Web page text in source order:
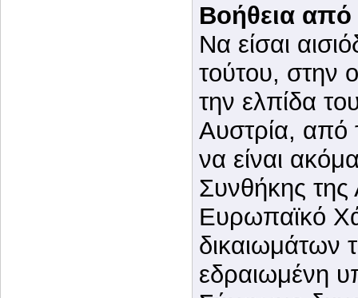
Βοήθεια
Να είσαι
τούτου, στην
την ελπίδα
Αυστρία, από
να είναι
Συνθήκης
Ευρωπαϊκό
δικαιωμάτων
εδραιωμένη